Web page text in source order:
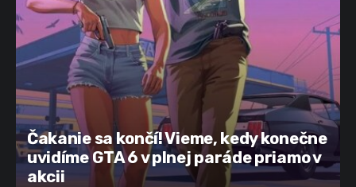
Čakanie sa končí! Vieme, kedy konečne
uvidíme GTA 6 v plnej paráde priamo v
akcii